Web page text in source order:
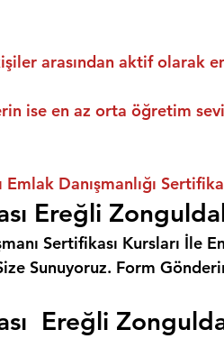
arasından aktif olarak
ise en az orta öğretim
Danışmanlığı
Ereğli
Sertifikası Kursları İle
Sunuyoruz. Form
Ereğli